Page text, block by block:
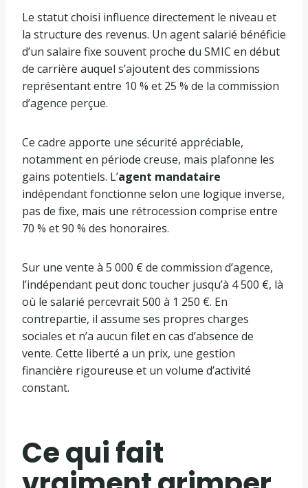
Le statut choisi influence directement le niveau et
la structure des revenus. Un agent salarié bénéficie
d’un salaire fixe souvent proche du SMIC en début
de carrière auquel s’ajoutent des commissions
représentant entre 10 % et 25 % de la commission
d’agence perçue.
Ce cadre apporte une sécurité appréciable,
notamment en période creuse, mais plafonne les
gains potentiels. L’agent mandataire
indépendant fonctionne selon une logique inverse,
pas de fixe, mais une rétrocession comprise entre
70 % et 90 % des honoraires.
Sur une vente à 5 000 € de commission d’agence,
l’indépendant peut donc toucher jusqu’à 4 500 €, là
où le salarié percevrait 500 à 1 250 €. En
contrepartie, il assume ses propres charges
sociales et n’a aucun filet en cas d’absence de
vente. Cette liberté a un prix, une gestion
financière rigoureuse et un volume d’activité
constant.
Ce qui fait